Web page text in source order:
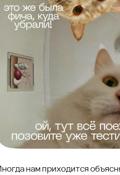
нам приходится